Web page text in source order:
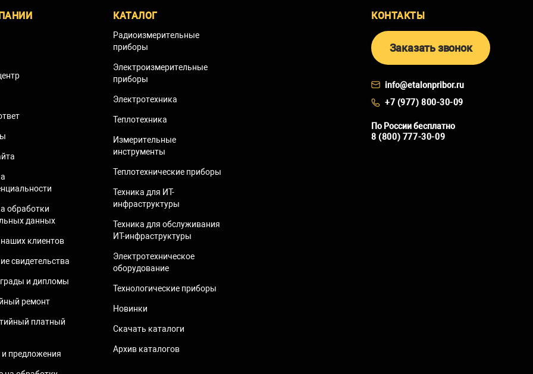
обработки
данных
клиентов
свидетельства
и дипломы
ремонт
платный
предложения
КАТАЛОГ
Радиоизмерительные
приборы
Электроизмерительные
приборы
Электротехника
Теплотехника
Измерительные
инструменты
Теплотехнические приборы
Техника для ИТ-
инфраструктуры
Техника для обслуживания
ИТ-инфраструктуры
Электротехническое
оборудование
Технологические приборы
Новинки
Скачать каталоги
Архив каталогов
КОНТАКТЫ
Заказать звонок
info@etalonpribor.ru
+7 (977) 800-30-09
По России бесплатно
8 (800) 777-30-09